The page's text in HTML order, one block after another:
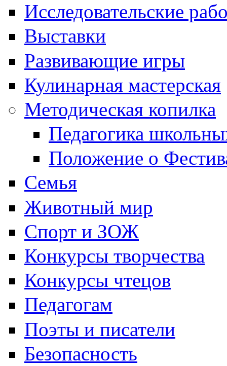
Исследовательские
Выставки
Развивающие игры
Кулинарная мастерская
Методическая копилка
Педагогика
Положение о
Семья
Животный мир
Спорт и ЗОЖ
Конкурсы творчества
Конкурсы чтецов
Педагогам
Поэты и писатели
Безопасность